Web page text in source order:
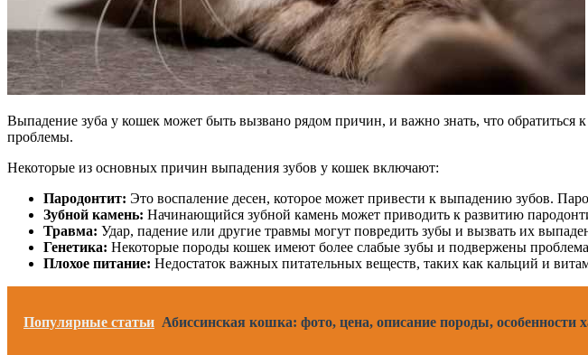
Выпадение зуба у кошек может быть вызвано рядом причин, и важно знать, что
проблемы.
Некоторые из основных причин выпадения зубов у кошек включают:
Пародонтит: Это воспаление десен, которое может привести к выпадению зубов.
Зубной камень: Начинающийся зубной камень может приводить к развитию
Травма: Удар, падение или другие травмы могут повредить зубы и вызвать их
Генетика: Некоторые породы кошек имеют более слабые зубы и подвержены
Плохое питание: Недостаток важных питательных веществ, таких как кальций и
Популярные статьи Абиссинская кошка: фото, цена, описание породы, особенности